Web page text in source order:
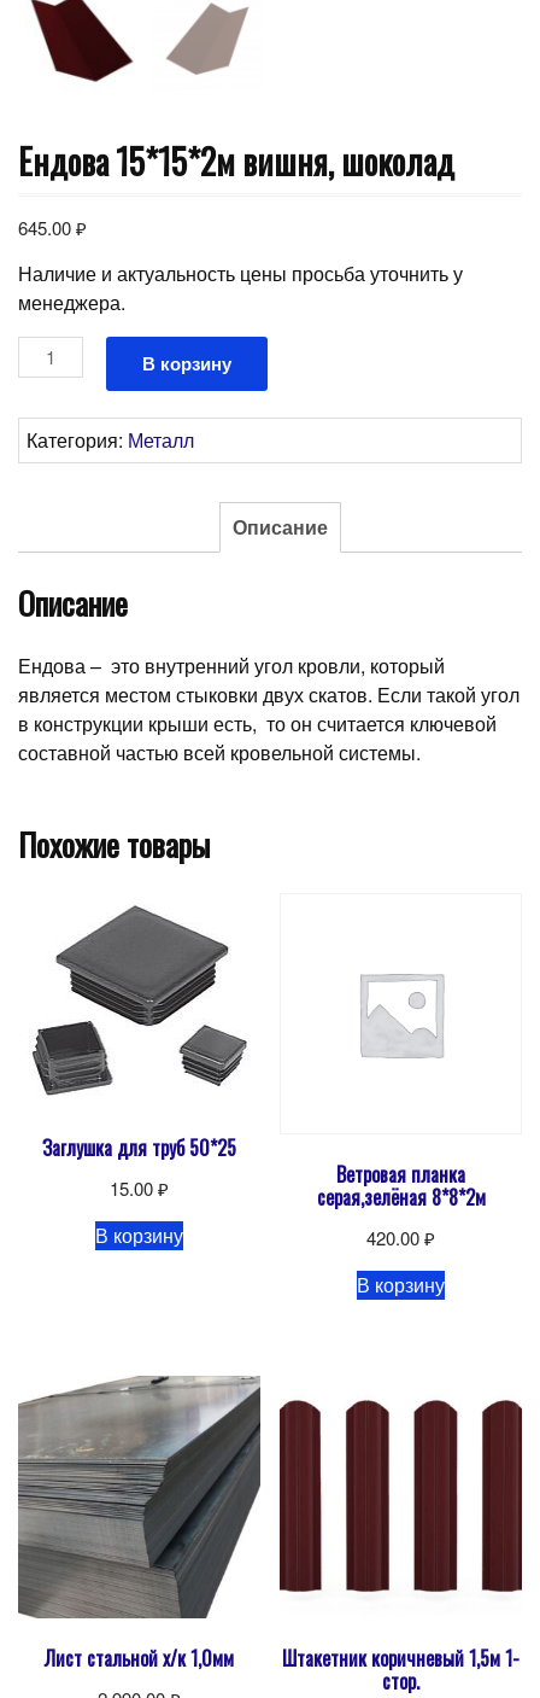
Ендова 15*15*2м вишня, шоколад
645.00₽
Наличие и актуальность цены просьба уточнить у
менеджера.
Количество
товара
15*15*2м
вишня,
В корзину
Категория: Металл
Описание
Описание
Ендова – это внутренний угол кровли, который
является местом стыковки двух скатов. Если такой угол
в конструкции крыши есть, то он считается ключевой
составной частью всей кровельной системы.
Похожие товары
Заглушка для труб 50*25
15.00₽
В корзину
Ветровая планка
серая,зелёная 8*8*2м
420.00₽
В корзину
Лист стальной х/к 1,0мм Штакетник коричневый 1,5м 1-
стор.